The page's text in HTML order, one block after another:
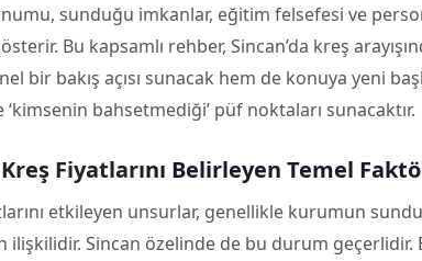
sunduğu imkanlar, eğitim felsefesi ve
Bu kapsamlı rehber, Sincan’da kreş
bir bakış açısı sunacak hem de konuya yeni
‘kimsenin bahsetmediği’ püf noktaları sunacaktır.
Fiyatlarını Belirleyen Temel
etkileyen unsurlar, genellikle kurumun
ilişkilidir. Sincan özelinde de bu durum